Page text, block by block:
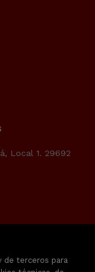
de terceros para
Local 1. 29692